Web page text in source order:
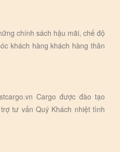
chính sách hậu mãi, chế độ
khách hàng khách hàng thân
Cargo được đào tạo
tư vấn Quý Khách nhiệt tình